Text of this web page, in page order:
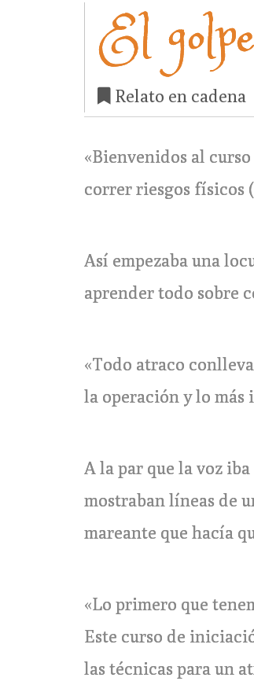
El
Relato en cadena
«Bienvenidos al
correr riesgos físicos
Así empezaba una
aprender todo sobre
«Todo atraco
la operación y lo más
A la par que la voz
mostraban líneas de
mareante que hacía
«Lo primero que
Este curso de
las técnicas para un